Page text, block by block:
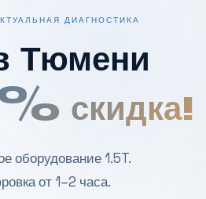
ДИАГНОСТИКА
Тюмени
скидка!
оборудование 1.5T.
от 1–2 часа.